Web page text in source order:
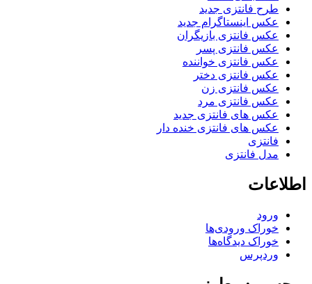
طرح فانتزی جدید
عکس اینستاگرام جدید
عکس فانتزی بازیگران
عکس فانتزی پسر
عکس فانتزی خواننده
عکس فانتزی دختر
عکس فانتزی زن
عکس فانتزی مرد
عکس های فانتزی جدید
عکس های فانتزی خنده دار
فانتزی
مدل فانتزی
اطلاعات
ورود
خوراک ورودی‌ها
خوراک دیدگاه‌ها
وردپرس